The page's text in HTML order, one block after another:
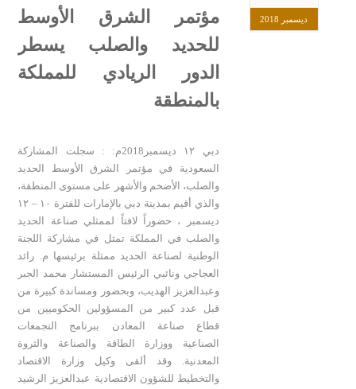
ديسمبر 2018
مؤتمر الشرق الأوسط
للحديد والصلب يسطر
الدور الريادي للمملكة
بالمنطقة
دبي ١٢ ديسمبر2018م: : سجلت المشاركة
السعودية في مؤتمر الشرق الأوسط الحديد
والصلب، الأضخم والأشهر على مستوى المنطقة،
والذي أقيم بمدينة دبي بالإمارات للفترة ١٠ – ١٢
ديسمبر ، حضوراً لافتاً لممثلي صناعة الحديد
والصلب في المملكة تمثل في مشاركة اللجنة
الوطنية لصناعة الحديد ممثلة برئيسها م. رائد
العجاجي ونائبي الرئيس المستشار محمد الجبر
وعبدالعزيز الهديب، وبحضور ومساندة كبيرة من
قبل عدد كبير من المسؤولين الحكوميين من
قطاع صناعة المعادن ببرنامج التجمعات
الصناعية ووزارة الطاقة والصناعة والثروة
المعدنية. وقد ألقى وكيل وزارة الاقتصاد
والتخطيط للشؤون الاقتصادية عبدالعزيز الرشيد